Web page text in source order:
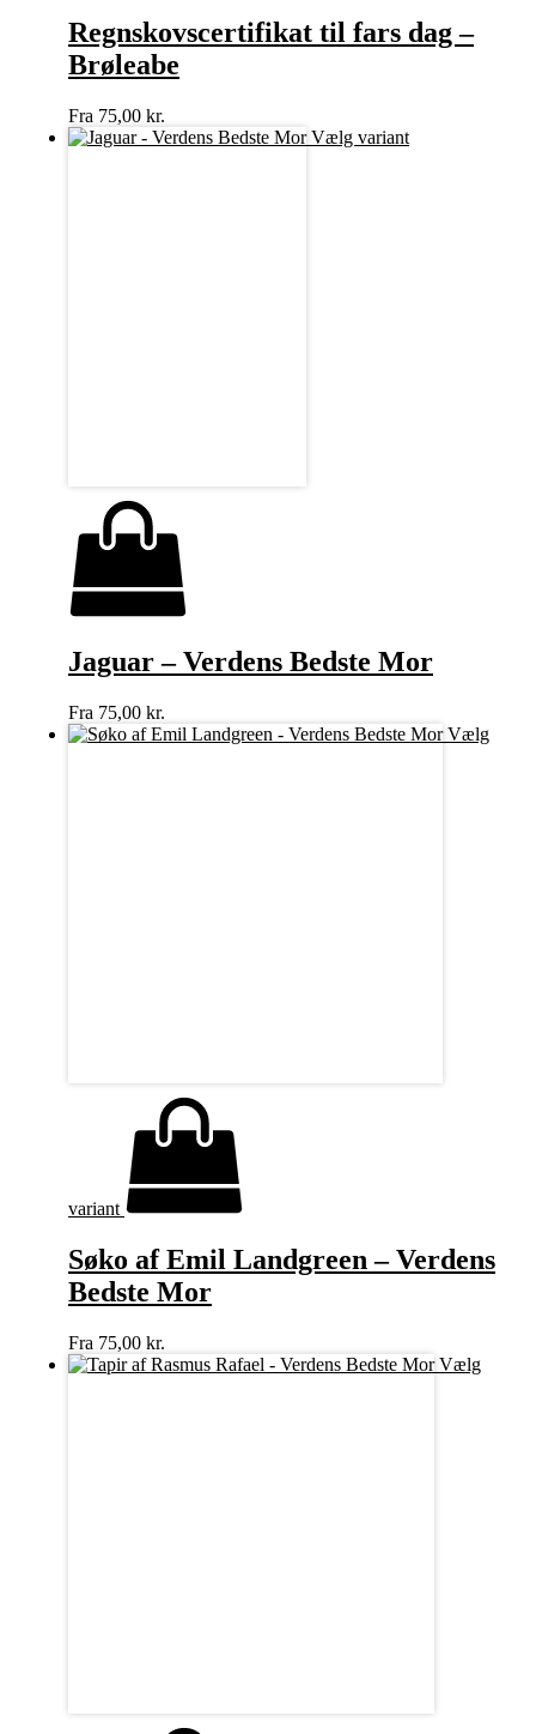
Regnskovscertifikat til fars dag –
Brøleabe
Fra 75,00 kr.
Vælg variant
Jaguar – Verdens Bedste Mor
Fra 75,00 kr.
Vælg
variant
Søko af Emil Landgreen – Verdens
Bedste Mor
Fra 75,00 kr.
Vælg